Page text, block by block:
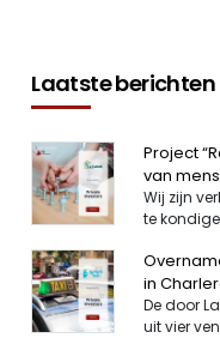
Laatste berichten
Project
van
Wij zijn
te
in
De door
uit vier